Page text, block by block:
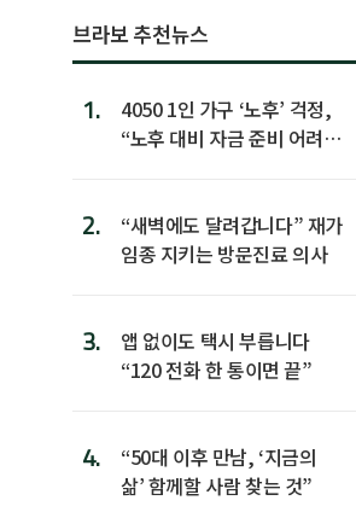
브라보 추천뉴스
1.
4050 1인 가구 ‘노후’ 걱정,
“노후 대비 자금 준비 어려
2.
“새벽에도 달려갑니다” 재가
임종 지키는 방문진료 의사
3.
앱 없이도 택시 부릅니다
“120 전화 한 통이면 끝”
4.
“50대 이후 만남, ‘지금의
삶’ 함께할 사람 찾는 것”